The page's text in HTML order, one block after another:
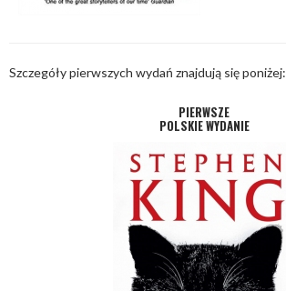
Szczegóły pierwszych wydań znajdują się poniżej:
PIERWSZE
POLSKIE WYDANIE